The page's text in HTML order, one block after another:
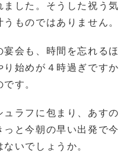
した。そうした祝う気
ものではありません。
会も、時間を忘れるほ
始めが４時過ぎですか
す。
ラフに包まり、あすの
と今朝の早い出発で今
いでしょうか。